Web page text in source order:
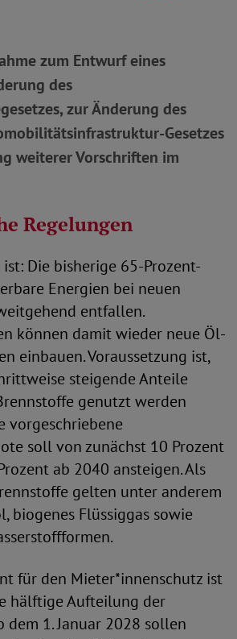
zum Entwurf eines
des
zur Änderung des
Gesetzes
weiterer Vorschriften im
Regelungen
Die bisherige 65-Prozent-
Energien bei neuen
entfallen.
können damit wieder neue Öl-
einbauen. Voraussetzung ist,
steigende Anteile
genutzt werden
vorgeschriebene
soll von zunächst 10 Prozent
ab 2040 ansteigen. Als
gelten unter anderem
biogenes Flüssiggas sowie
für den Mieter*innenschutz ist
hälftige Aufteilung der
dem 1. Januar 2028 sollen